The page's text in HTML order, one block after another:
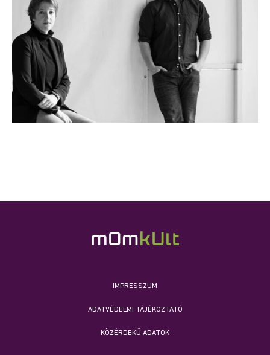
IMPRESSZUM
ADATVÉDELMI TÁJÉKOZTATÓ
KÖZÉRDEKŰ ADATOK